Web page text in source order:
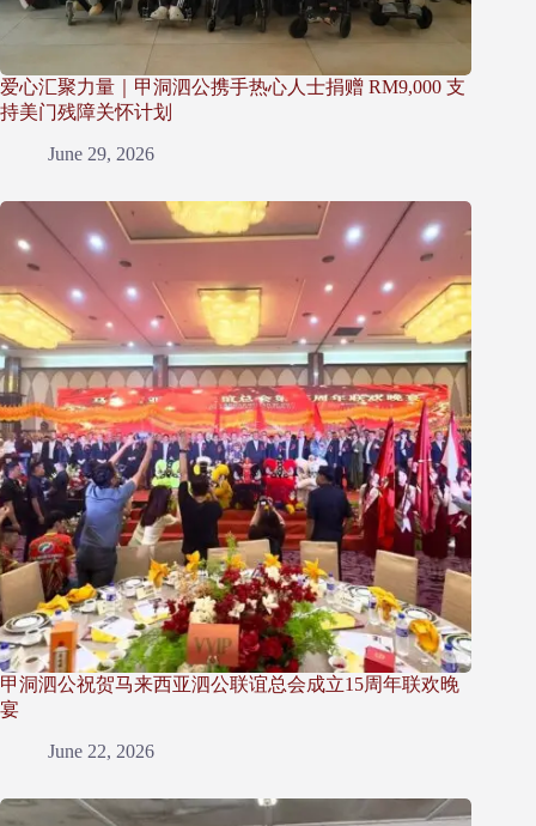
爱心汇聚力量｜甲洞泗公携手热心人士捐赠 RM9,000 支
持美门残障关怀计划
June 29, 2026
甲洞泗公祝贺马来西亚泗公联谊总会成立15周年联欢晚
宴
June 22, 2026